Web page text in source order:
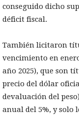
conseguido dicho
déficit fiscal.
También licitaron
vencimiento en
año 2025), que son
precio del dólar
devaluación del
anual del 5%, y solo